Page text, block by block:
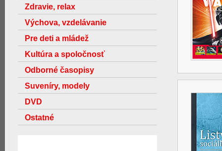
Zdravie, relax
Výchova, vzdelávanie
Pre deti a mládež
Kultúra a spoločnosť
Odborné časopisy
Suveníry, modely
DVD
Ostatné